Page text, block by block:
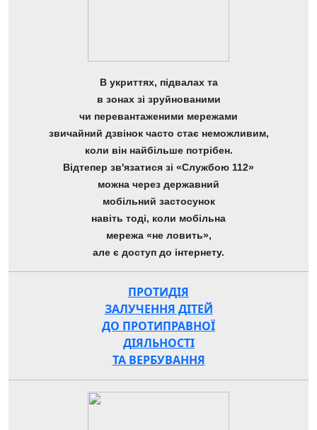
В укриттях, підвалах та
в зонах зі зруйнованими
чи перевантаженими мережами
звичайний дзвінок часто стає неможливим,
коли він найбільше потрібен.
Відтепер зв'язатися зі «Службою 112»
можна через державний
мобільний застосунок
навіть тоді, коли мобільна
мережа «не ловить»,
але є доступ до інтернету.
ПРОТИДІЯ
ЗАЛУЧЕННЯ ДІТЕЙ
ДО ПРОТИПРАВНОЇ
ДІЯЛЬНОСТІ
ТА ВЕРБУВАННЯ